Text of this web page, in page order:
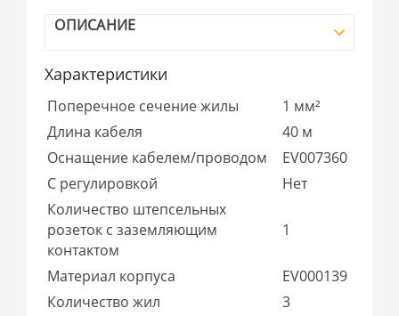
ОПИСАНИЕ
Характеристики
Поперечное сечение жилы
1 мм²
Длина кабеля
40 м
Оснащение кабелем/проводом
EV007360
С регулировкой
Нет
Количество штепсельных
розеток с заземляющим
контактом
1
Материал корпуса
EV000139
Количество жил
3